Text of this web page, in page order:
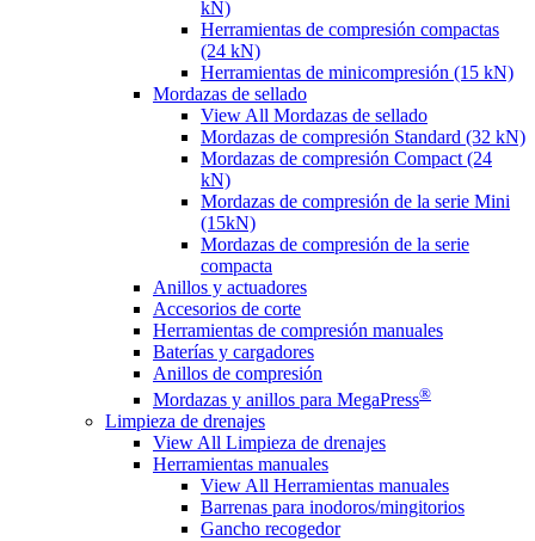
kN)
Herramientas de compresión compactas
(24 kN)
Herramientas de minicompresión (15 kN)
Mordazas de sellado
View All Mordazas de sellado
Mordazas de compresión Standard (32 kN)
Mordazas de compresión Compact (24
kN)
Mordazas de compresión de la serie Mini
(15kN)
Mordazas de compresión de la serie
compacta
Anillos y actuadores
Accesorios de corte
Herramientas de compresión manuales
Baterías y cargadores
Anillos de compresión
Mordazas y anillos para MegaPress®
Limpieza de drenajes
View All Limpieza de drenajes
Herramientas manuales
View All Herramientas manuales
Barrenas para inodoros/mingitorios
Gancho recogedor